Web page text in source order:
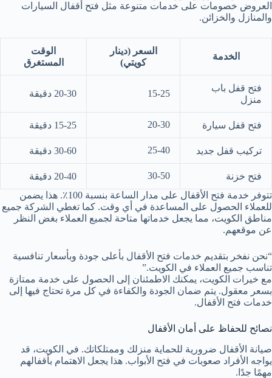
العروض خصومات على خدمات متنوعة مثل فتح أقفال السيارات
والمنازل والخزائن.
الخدمة
السعر (دينار
كويتي)
الوقت
المستغرق
فتح قفل باب
منزل
15-25 20-30 دقيقة
فتح قفل سيارة 20-30 15-25 دقيقة
تركيب قفل جديد 25-40 30-60 دقيقة
فتح خزنة 30-50
20-40 دقيقة
تتوفر خدمة فتح الأقفال على مدار الساعة بنسبة 100٪. هذا يضمن
للعملاء الحصول على المساعدة في أي وقت. كما تغطي الشركة جميع
مناطق الكويت، مما يجعل خدماتها متاحة لجميع العملاء بغض النظر
عن موقعهم.
“نحن نفخر بتقديم خدمات فتح الأقفال بأعلى جودة وبأسعار تنافسية
تناسب جميع العملاء في الكويت.”
مع خيرات الكويت، يمكنك الاطمئنان إلى الحصول على خدمة ممتازة
بسعر معقول. يتم ضمان الجودة والكفاءة في كل مرة تحتاج فيها إلى
خدمات فتح الأقفال.
نصائح للحفاظ على أمان الأقفال
صيانة الأقفال ضرورية للحماية منزلك وممتلكاتك. في الكويت، قد
يواجه الأفراد صعوبات في فتح الأبواب. هذا يجعل الاهتمام بأقفالهم
مهمًا جدًا.